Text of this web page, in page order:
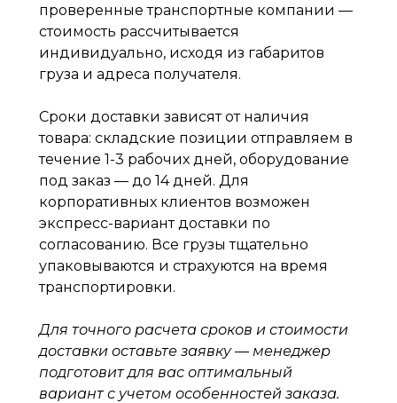
проверенные транспортные компании —
стоимость рассчитывается
индивидуально, исходя из габаритов
груза и адреса получателя.
Сроки доставки зависят от наличия
товара: складские позиции отправляем в
течение 1-3 рабочих дней, оборудование
под заказ — до 14 дней. Для
корпоративных клиентов возможен
экспресс-вариант доставки по
согласованию. Все грузы тщательно
упаковываются и страхуются на время
транспортировки.
Для точного расчета сроков и стоимости
доставки оставьте заявку — менеджер
подготовит для вас оптимальный
вариант с учетом особенностей заказа.